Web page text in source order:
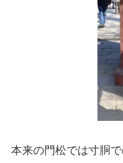
本来の門松では寸胴